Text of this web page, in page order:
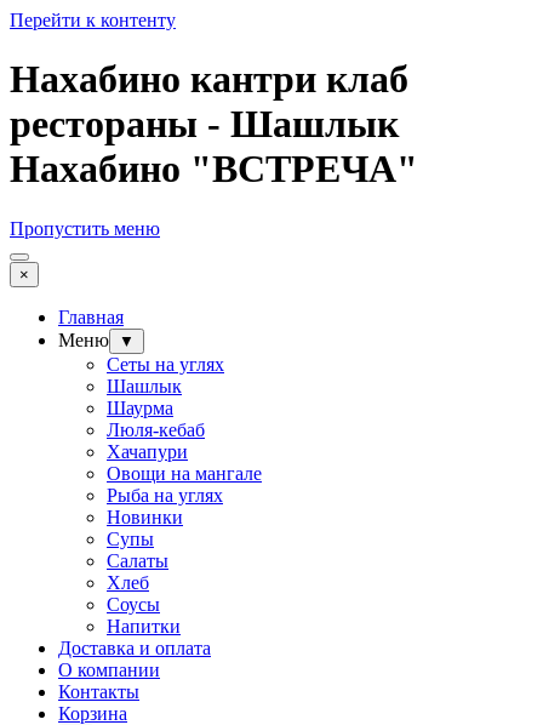
Перейти к контенту
Нахабино кантри клаб
рестораны - Шашлык
Нахабино "ВСТРЕЧА"
Пропустить меню
×
Главная
Меню
▼
Сеты на углях
Шашлык
Шаурма
Люля-кебаб
Хачапури
Овощи на мангале
Рыба на углях
Новинки
Супы
Салаты
Хлеб
Соусы
Напитки
Доставка и оплата
О компании
Контакты
Корзина